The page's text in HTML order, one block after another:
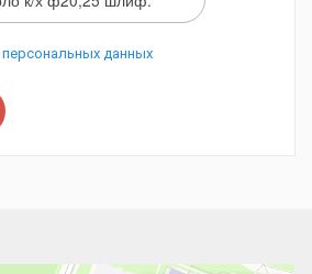
персональных данных